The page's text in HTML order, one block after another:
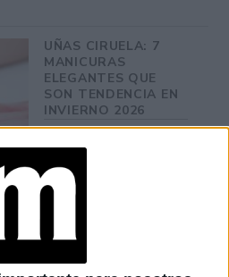
UÑAS CIRUELA: 7
MANICURAS
ELEGANTES QUE
SON TENDENCIA EN
INVIERNO 2026